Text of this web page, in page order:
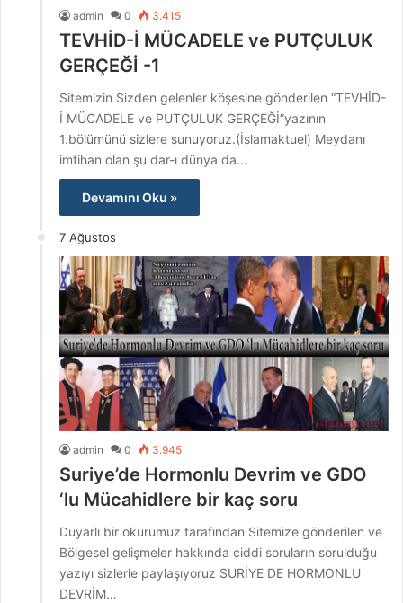
admin 0 3.415
TEVHİD-İ MÜCADELE ve PUTÇULUK
GERÇEĞİ -1
Sitemizin Sizden gelenler köşesine gönderilen “TEVHİD-
İ MÜCADELE ve PUTÇULUK GERÇEĞİ”yazının
1.bölümünü sizlere sunuyoruz.(İslamaktuel) Meydanı
imtihan olan şu dar-ı dünya da…
Devamını Oku »
7 Ağustos
admin 0 3.945
Suriye’de Hormonlu Devrim ve GDO
‘lu Mücahidlere bir kaç soru
Duyarlı bir okurumuz tarafından Sitemize gönderilen ve
Bölgesel gelişmeler hakkında ciddi soruların sorulduğu
yazıyı sizlerle paylaşıyoruz SURİYE DE HORMONLU
DEVRİM…